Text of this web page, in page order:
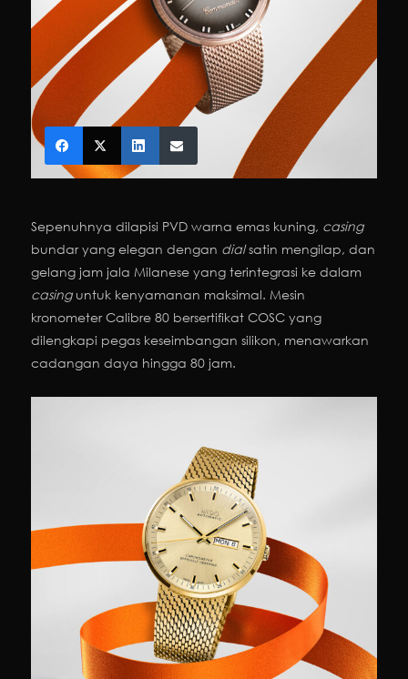
Sepenuhnya dilapisi PVD warna emas kuning, casing
bundar yang elegan dengan dialsatin mengilap, dan
gelang jam jala Milanese yang terintegrasi ke dalam
casinguntuk kenyamanan maksimal. Mesin
kronometer Calibre 80 bersertifikat COSC yang
dilengkapi pegas keseimbangan silikon, menawarkan
cadangan daya hingga 80 jam.